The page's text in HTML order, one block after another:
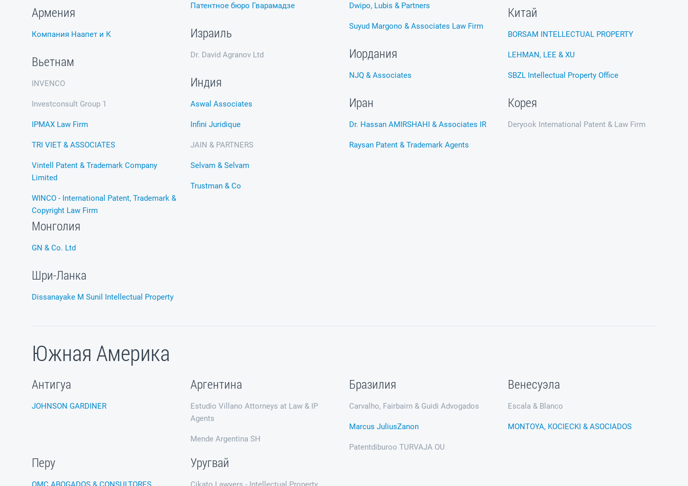
Армения
Компания Наапет и К
Вьетнам
INVENCO
Investconsult Group 1
IPMAX Law Firm
TRI VIET & ASSOCIATES
Vintell Patent & Trademark Company
Limited
WINCO - International Patent, Trademark &
Copyright Law Firm
Патентное бюро Гварамадзе
Израиль
Dr. David Agranov Ltd
Индия
Aswal Associates
Infini Juridique
JAIN & PARTNERS
Selvam & Selvam
Trustman & Co
Dwipo, Lubis & Partners
Suyud Margono & Associates Law Firm
Иордания
NJQ & Associates
Иран
Dr. Hassan AMIRSHAHI & Associates IR
Raysan Patent & Trademark Agents
Китай
BORSAM INTELLECTUAL PROPERTY
LEHMAN, LEE & XU
SBZL Intellectual Property Office
Корея
Deryook International Patent & Law Firm
Монголия
GN & Co. Ltd
Шри-Ланка
Dissanayake M Sunil Intellectual Property
Южная Америка
Антигуа
JOHNSON GARDINER
Аргентина
Estudio Villano Attorneys at Law & IP
Agents
Mende Argentina SH
Бразилия
Carvalho, Fairbairn & Guidi Advogados
Marcus JuliusZanon
Patentdiburoo TURVAJA OU
Венесуэла
Escala & Blanco
MONTOYA, KOCIECKI & ASOCIADOS
Перу Уругвай